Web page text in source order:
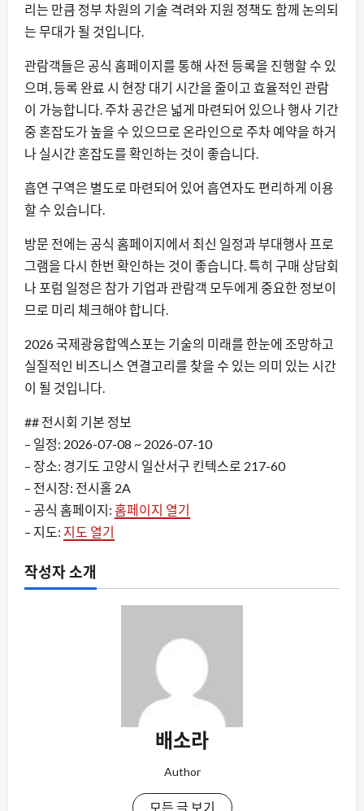
리는 만큼 정부 차원의 기술 격려와 지원 정책도 함께 논의되
는 무대가 될 것입니다.
관람객들은 공식 홈페이지를 통해 사전 등록을 진행할 수 있
으며, 등록 완료 시 현장 대기 시간을 줄이고 효율적인 관람
이 가능합니다. 주차 공간은 넓게 마련되어 있으나 행사 기간
중 혼잡도가 높을 수 있으므로 온라인으로 주차 예약을 하거
나 실시간 혼잡도를 확인하는 것이 좋습니다.
흡연 구역은 별도로 마련되어 있어 흡연자도 편리하게 이용
할 수 있습니다.
방문 전에는 공식 홈페이지에서 최신 일정과 부대행사 프로
그램을 다시 한번 확인하는 것이 좋습니다. 특히 구매 상담회
나 포럼 일정은 참가 기업과 관람객 모두에게 중요한 정보이
므로 미리 체크해야 합니다.
2026 국제광융합엑스포는 기술의 미래를 한눈에 조망하고
실질적인 비즈니스 연결고리를 찾을 수 있는 의미 있는 시간
이 될 것입니다.
## 전시회 기본 정보
– 일정: 2026-07-08 ~ 2026-07-10
– 장소: 경기도 고양시 일산서구 킨텍스로 217-60
– 전시장: 전시홀 2A
– 공식 홈페이지: 홈페이지 열기
– 지도: 지도 열기
작성자 소개
배소라
Author
모든 글 보기